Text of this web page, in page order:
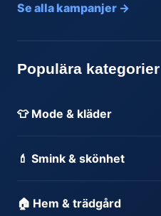
Se alla kampanjer →
Populära kategorier
👕 Mode & kläder
💄 Smink & skönhet
🏠 Hem & trädgård